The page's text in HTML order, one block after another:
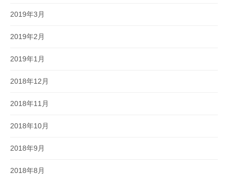
2019年3月
2019年2月
2019年1月
2018年12月
2018年11月
2018年10月
2018年9月
2018年8月